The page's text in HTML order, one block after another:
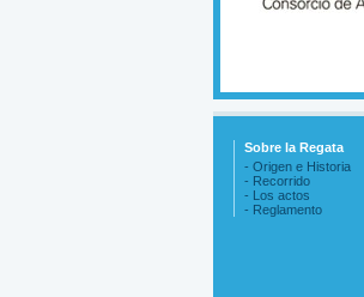
Sobre la Regata
- Origen e Historia
- Recorrido
- Los actos
- Reglamento